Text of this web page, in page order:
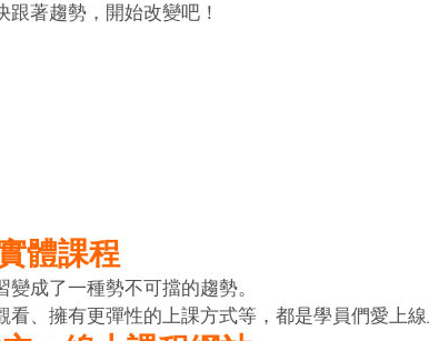
著趨勢，開始改變吧！
體課程
成了一種勢不可擋的趨勢。
、擁有更彈性的上課方式等，都是學員們愛上線